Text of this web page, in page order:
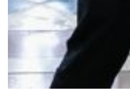
Caffè Boasi x Genoa
Helan x Genoa